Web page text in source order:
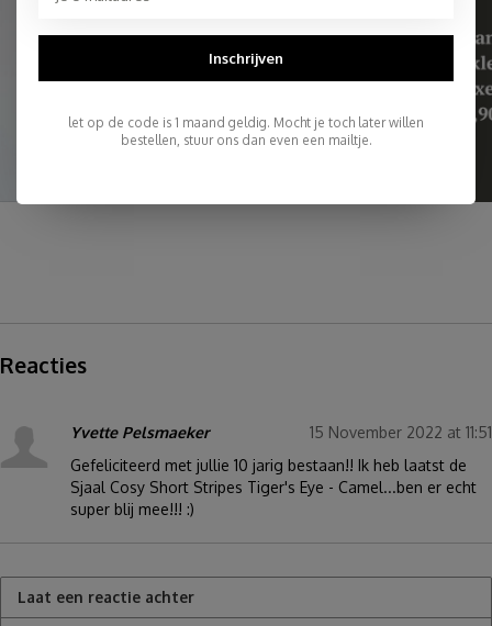
Reacties
Yvette Pelsmaeker
15 November 2022 at 11:51
Gefeliciteerd met jullie 10 jarig bestaan!! Ik heb laatst de
Sjaal Cosy Short Stripes Tiger's Eye - Camel...ben er echt
super blij mee!!! :)
Laat een reactie achter
Inschrijven
let op de code is 1 maand geldig. Mocht je toch later willen
bestellen, stuur ons dan even een mailtje.